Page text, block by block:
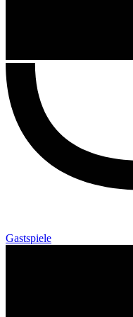
Gastspiele